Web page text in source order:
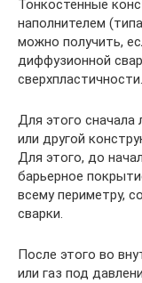
Тонкостенные
наполнителем
можно получить,
диффузионной
сверхпластичности.
Для этого
или другой
Для этого, до
барьерное
всему периметру,
сварки.
После этого во
или газ под